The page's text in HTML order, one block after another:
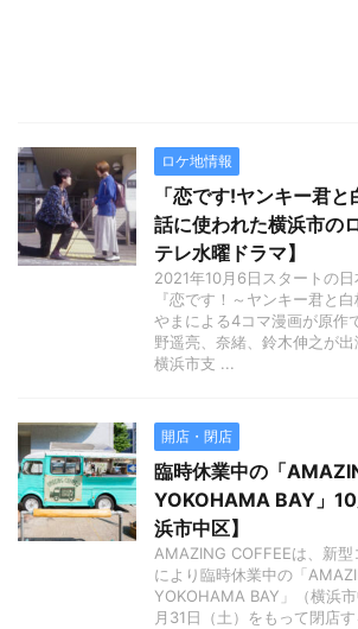
ロケ地情報
「恋です!ヤンキー君
話に使われた横浜市の
テレ水曜ドラマ】
2021年10月6日スタートの
『恋です！～ヤンキー君と
やまによる4コマ漫画が原作
野遥亮、奈緒、鈴木伸之が出
横浜市支 ...
開店・閉店
臨時休業中の「
YOKOHAMA BAY」
浜市中区】
AMAZING COFFEEは、新
により臨時休業中の「
YOKOHAMA BAY」（横浜
月31日（土）をもって閉店